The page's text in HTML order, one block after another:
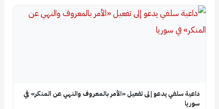
داعية سلفي يدعو إلى تفعيل «الأمر بالمعروف والنهي عن المنكر» في
سوريا